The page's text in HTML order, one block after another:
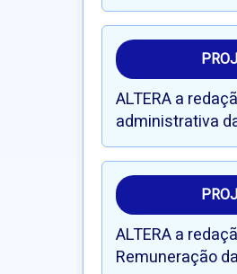
ALTERA a
administrativa
ALTERA a
Remuneração